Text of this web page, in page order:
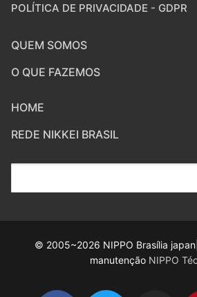
POLÍTICA DE PRIVACIDADE - GDPR
QUEM SOMOS
O QUE FAZEMOS
HOME
REDE NIKKEI BRASIL
© 2005~2026 NIPPO Brasília
manutenção NIPPO